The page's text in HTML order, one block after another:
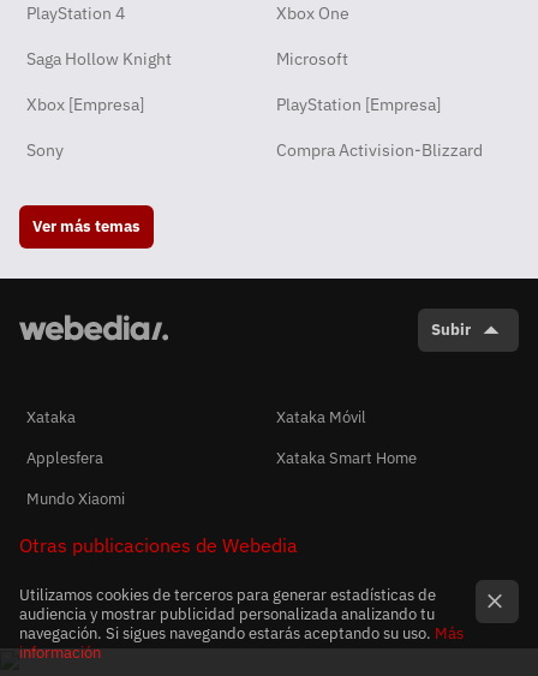
PlayStation 4 Xbox One
Saga Hollow Knight Microsoft
Xbox [Empresa] PlayStation [Empresa]
Sony Compra Activision-Blizzard
Ver más temas
Subir
Xataka
Xataka Móvil
Applesfera
Xataka Smart Home
Mundo Xiaomi
Otras publicaciones de Webedia
Utilizamos cookies de terceros para generar estadísticas de
audiencia y mostrar publicidad personalizada analizando tu
navegación. Si sigues navegando estarás aceptando su uso. Más
información